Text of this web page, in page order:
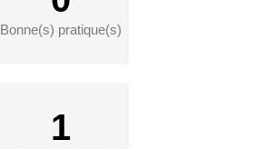
Bonne(s) pratique(s)
1